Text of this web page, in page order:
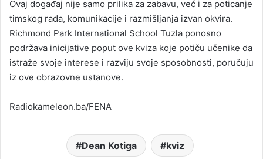
Ovaj događaj nije samo prilika za zabavu, već i za poticanje
timskog rada, komunikacije i razmišljanja izvan okvira.
Richmond Park International School Tuzla ponosno
podržava inicijative poput ove kviza koje potiču učenike da
istraže svoje interese i razviju svoje sposobnosti, poručuju
iz ove obrazovne ustanove.
Radiokameleon.ba/FENA
Dean Kotiga kviz